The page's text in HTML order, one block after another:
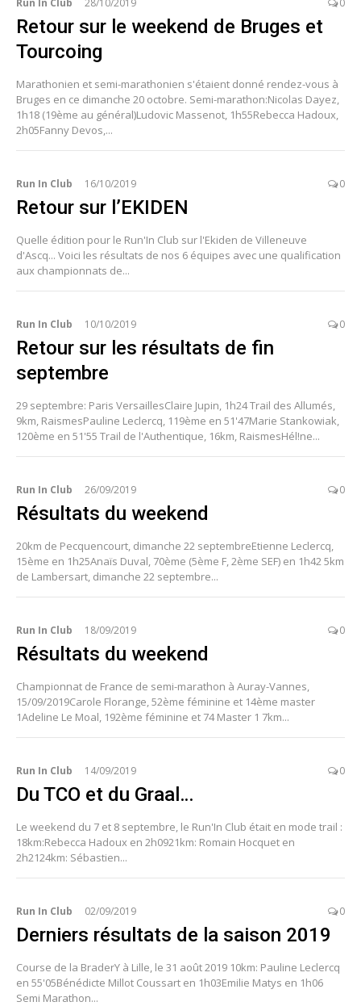
Run In Club 28/10/2019 0
Retour sur le weekend de Bruges et
Tourcoing
Marathonien et semi-marathonien s'étaient donné rendez-vous à
Bruges en ce dimanche 20 octobre. Semi-marathon:Nicolas Dayez,
1h18 (19ème au général)Ludovic Massenot, 1h55Rebecca Hadoux,
2h05Fanny Devos,...
Run In Club 16/10/2019 0
Retour sur l’EKIDEN
Quelle édition pour le Run'In Club sur l'Ekiden de Villeneuve
d'Ascq... Voici les résultats de nos 6 équipes avec une qualification
aux championnats de...
Run In Club 10/10/2019 0
Retour sur les résultats de fin
septembre
29 septembre: Paris VersaillesClaire Jupin, 1h24 Trail des Allumés,
9km, RaismesPauline Leclercq, 119ème en 51'47Marie Stankowiak,
120ème en 51'55 Trail de l'Authentique, 16km, RaismesHél!ne...
Run In Club 26/09/2019 0
Résultats du weekend
20km de Pecquencourt, dimanche 22 septembreEtienne Leclercq,
15ème en 1h25Anaïs Duval, 70ème (5ème F, 2ème SEF) en 1h42 5km
de Lambersart, dimanche 22 septembre...
Run In Club 18/09/2019 0
Résultats du weekend
Championnat de France de semi-marathon à Auray-Vannes,
15/09/2019Carole Florange, 52ème féminine et 14ème master
1Adeline Le Moal, 192ème féminine et 74 Master 1 7km...
Run In Club 14/09/2019 0
Du TCO et du Graal…
Le weekend du 7 et 8 septembre, le Run'In Club était en mode trail :
18km:Rebecca Hadoux en 2h0921km: Romain Hocquet en
2h2124km: Sébastien...
Run In Club 02/09/2019 0
Derniers résultats de la saison 2019
Course de la BraderY à Lille, le 31 août 2019 10km: Pauline Leclercq
en 55'05Bénédicte Millot Coussart en 1h03Emilie Matys en 1h06
Semi Marathon...